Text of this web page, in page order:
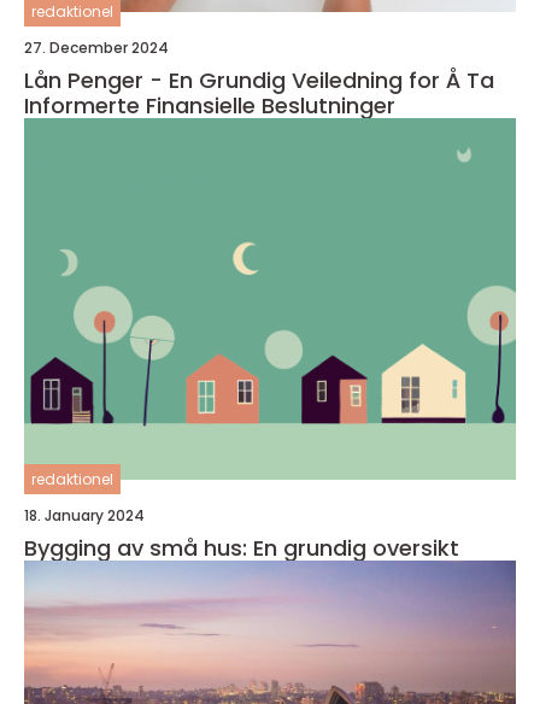
redaktionel
27. December 2024
Lån Penger - En Grundig Veiledning for Å Ta
Informerte Finansielle Beslutninger
redaktionel
18. January 2024
Bygging av små hus: En grundig oversikt